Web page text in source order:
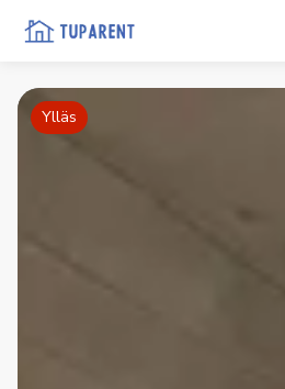
Ylläs